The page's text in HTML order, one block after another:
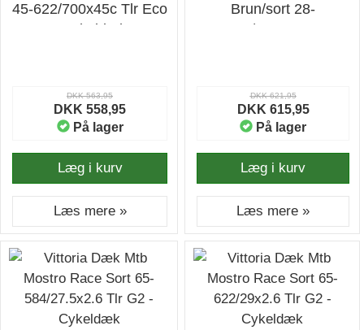
45-622/700x45c Tlr Eco
- Cykeldæk
DKK 563,95
DKK 558,95
På lager
Læg i kurv
Læs mere »
Brun/sort 28-
622/700x28c -
DKK 621,95
DKK 615,95
På lager
Læg i kurv
Læs mere »